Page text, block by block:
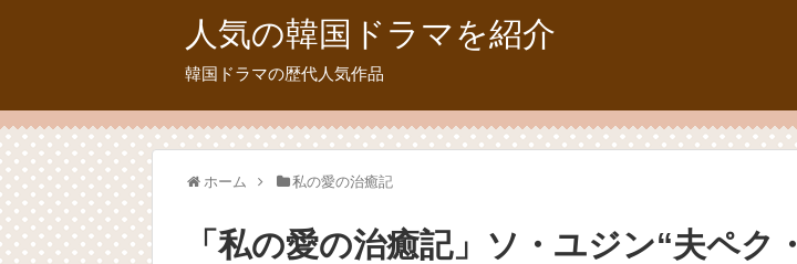
人気の韓国ドラマを紹介
韓国ドラマの歴代人気作品
ホーム 私の愛の治癒記
「私の愛の治癒記」ソ・ユジン“夫ペク